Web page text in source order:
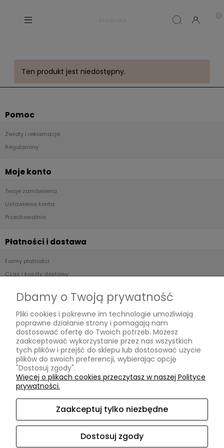
otadorka
Ten produkt jest niedostępny.
Pomoc
Zwroty i reklamacje
Regulaminy
Moje konto
Twoje zamówienia
Ustawienia konta
Przechowalnia
Płatności i dostawa
Formy płatności
Czas i koszty dostawy
Informacje
Polityka prywatności
O nas
Kontakt i dane firmy
O mnie
IG @otadorka
Dbamy o Twoją prywatność
Pliki cookies i pokrewne im technologie umożliwiają
poprawne działanie strony i pomagają nam
dostosować ofertę do Twoich potrzeb. Możesz
zaakceptować wykorzystanie przez nas wszystkich
tych plików i przejść do sklepu lub dostosować użycie
plików do swoich preferencji, wybierając opcję
"Dostosuj zgody".
Więcej o plikach cookies przeczytasz w naszej Polityce
prywatności.
Zaakceptuj tylko niezbędne
Dostosuj zgody